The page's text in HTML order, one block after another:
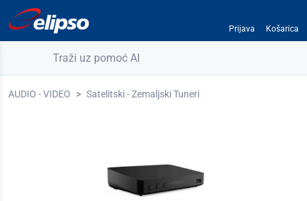
Prijava Košarica
Traži uz pomoć AI
AUDIO - VIDEO Satelitski - Zemaljski Tuneri